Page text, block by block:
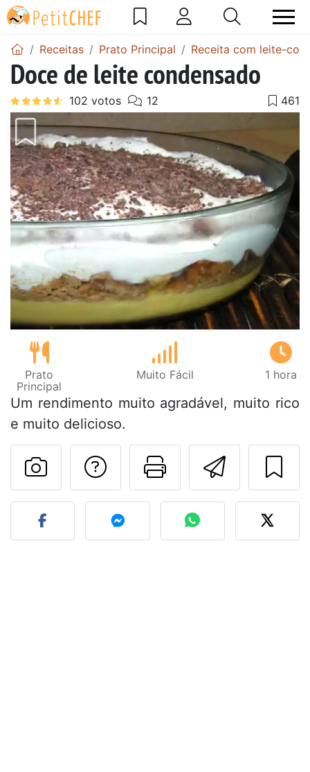
Receitas Prato Principal Receita com leite-
Doce de leite condensado
Prato
Principal
Muito Fácil 1 hora
Um rendimento muito agradável, muito rico
e muito delicioso.
Imprima
Falar com o autor
Fez esta receita?